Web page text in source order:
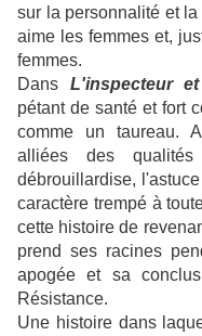
sur la personnalité et
aime les femmes et,
femmes.
Dans L'inspecteur
pétant de santé et fort
comme un taureau.
alliées des
débrouillardise,
caractère trempé à
cette histoire de
prend ses racines
apogée et sa
Résistance.
Une histoire dans